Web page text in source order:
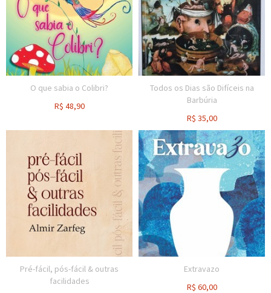
O que sabia o Colibri?
R$ 48,90
Todos os Dias são Difíceis na
Barbúria
R$ 35,00
Pré-fácil, pós-fácil & outras
facilidades
Extravazo
R$ 60,00